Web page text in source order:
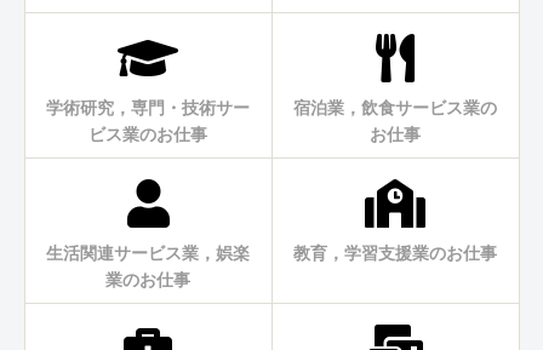
学術研究，専門・技術サー
ビス業のお仕事
宿泊業，飲食サービス業の
お仕事
生活関連サービス業，娯楽
業のお仕事
教育，学習支援業のお仕事